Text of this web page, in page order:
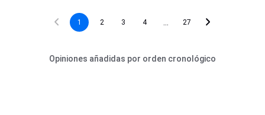
1 2 3 4 27
Opiniones añadidas por orden cronológico